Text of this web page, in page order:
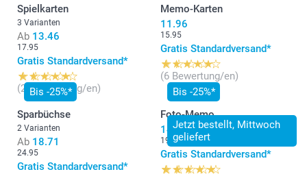
Spielkarten
3 Varianten
Ab 13.46
17.95
Gratis Standardversand*
(20 Bewertung/en)
Memo-Karten
11.96
15.95
Gratis Standardversand*
(6 Bewertung/en)
Bis -25%*
Sparbüchse
2 Varianten
Ab 18.71
24.95
Gratis Standardversand*
Jetzt bestellt, Mittwoch
geliefert
Bis -25%*
Foto-Memo
14.96
19.95
Gratis Standardversand*